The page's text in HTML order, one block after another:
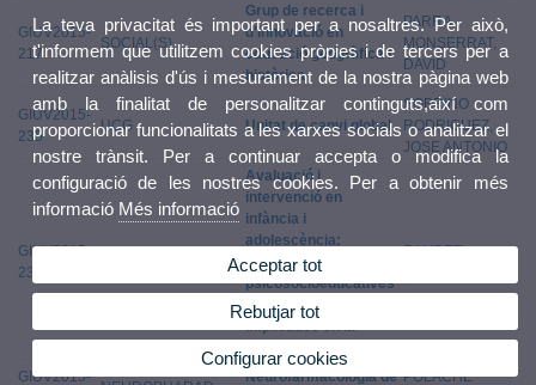
GIUV2015-
217
SOCIAL(S)
Grup de recerca i
d'innovació en
educació geogràfica i
històrica
PARRA
MONSERRAT,
DAVID
GIUV2015-
235
UCG Unitat de canvi global
SOBRINO
RODRIGUEZ,
JOSE ANTONIO
GIUV2015-
236
Avaluació i
intervenció en
infància i
adolescència:
Variables
psicosocioeducatives
i emocionals
implicades en la
SAMPER
GIUV2015- Neurofarmacologia de POLACHE
La teva privacitat és important per a nosaltres. Per això,
t'informem que utilitzem cookies pròpies i de tercers per a
realitzar anàlisis d'ús i mesurament de la nostra pàgina web
amb la finalitat de personalitzar continguts,així com
proporcionar funcionalitats a les xarxes socials o analitzar el
nostre trànsit. Per a continuar accepta o modifica la
configuració de les nostres cookies. Per a obtenir més
informació Més informació
Acceptar tot
Rebutjar tot
Configurar cookies